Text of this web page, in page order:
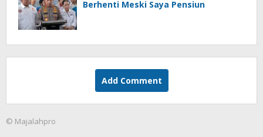
Berhenti Meski Saya Pensiun
Add Comment
© Majalahpro